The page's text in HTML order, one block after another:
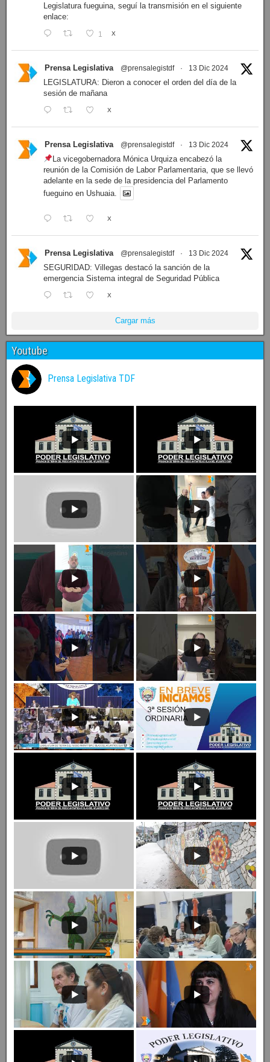
Legislatura fueguina, seguí la transmisión en el siguiente
enlace:
1 X
Prensa Legislativa @prensalegistdf · 13 Dic 2024
LEGISLATURA: Dieron a conocer el orden del día de la
sesión de mañana
X
Prensa Legislativa @prensalegistdf · 13 Dic 2024
La vicegobernadora Mónica Urquiza encabezó la
reunión de la Comisión de Labor Parlamentaria, que se llevó
adelante en la sede de la presidencia del Parlamento
fueguino en Ushuaia.
X
Prensa Legislativa @prensalegistdf · 13 Dic 2024
SEGURIDAD: Villegas destacó la sanción de la
emergencia Sistema integral de Seguridad Pública
X
Cargar más
Youtube
Prensa Legislativa TDF